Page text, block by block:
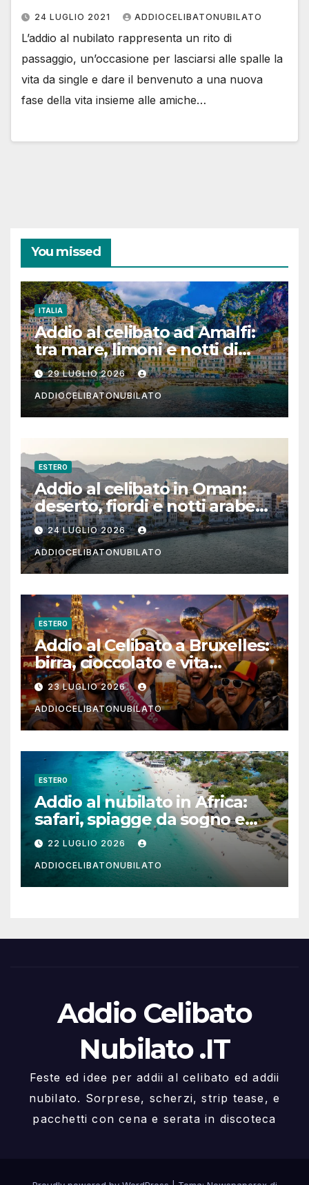
24 LUGLIO 2021 ADDIOCELIBATONUBILATO
L’addio al nubilato rappresenta un rito di
passaggio, un’occasione per lasciarsi alle spalle la
vita da single e dare il benvenuto a una nuova
fase della vita insieme alle amiche…
You missed
ITALIA
Addio al celibato ad Amalfi:
tra mare, limoni e notti di
festa in Costiera Amalfitana
29 LUGLIO 2026
ADDIOCELIBATONUBILATO
ESTERO
Addio al celibato in Oman:
deserto, fiordi e notti arabe
tra Muscat e Musandam
24 LUGLIO 2026
ADDIOCELIBATONUBILATO
ESTERO
Addio al Celibato a Bruxelles:
birra, cioccolato e vita
notturna per un weekend
indimenticabile
23 LUGLIO 2026
ADDIOCELIBATONUBILATO
ESTERO
Addio al nubilato in Africa:
safari, spiagge da sogno e
città magiche
22 LUGLIO 2026
ADDIOCELIBATONUBILATO
Addio Celibato
Nubilato .IT
Feste ed idee per addii al celibato ed addii
nubilato. Sorprese, scherzi, strip tease, e
pacchetti con cena e serata in discoteca